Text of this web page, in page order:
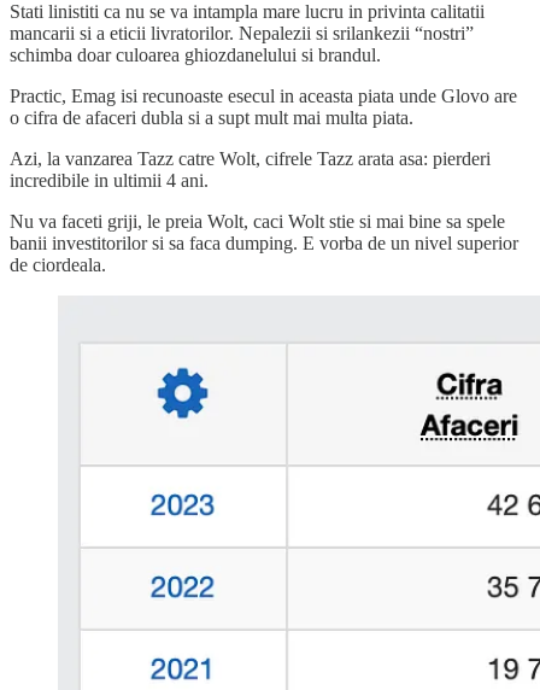
Stati linistiti ca nu se va intampla mare lucru in privinta calitatii
mancarii si a eticii livratorilor. Nepalezii si srilankezii “nostri”
schimba doar culoarea ghiozdanelului si brandul.
Practic, Emag isi recunoaste esecul in aceasta piata unde Glovo are
o cifra de afaceri dubla si a supt mult mai multa piata.
Azi, la vanzarea Tazz catre Wolt, cifrele Tazz arata asa: pierderi
incredibile in ultimii 4 ani.
Nu va faceti griji, le preia Wolt, caci Wolt stie si mai bine sa spele
banii investitorilor si sa faca dumping. E vorba de un nivel superior
de ciordeala.